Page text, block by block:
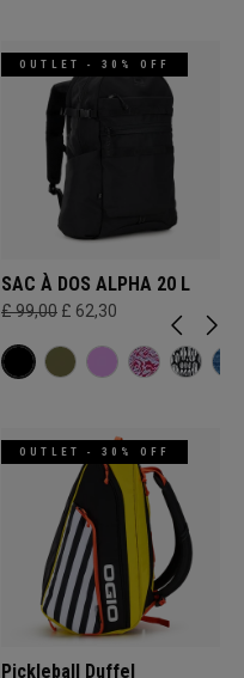
OUTLET - 30% OFF
SAC À DOS ALPHA 20 L
£ 99,00 £ 62,30
OUTLET - 30% OFF
Pickleball Duffel